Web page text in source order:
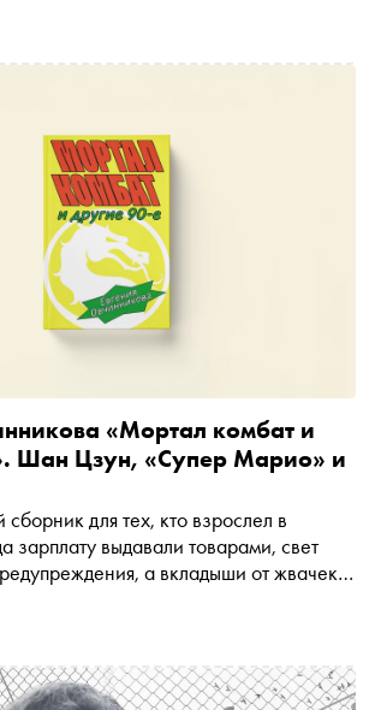
книгах ярмарки рассказывают
«Мортал комбат и
Шан Цзун, «Супер Марио» и
сборник для тех, кто взрослел в
зарплату выдавали товарами, свет
а вкладыши от жвачек
в северном Казахстане, но делает
комбат». Книга вышла в